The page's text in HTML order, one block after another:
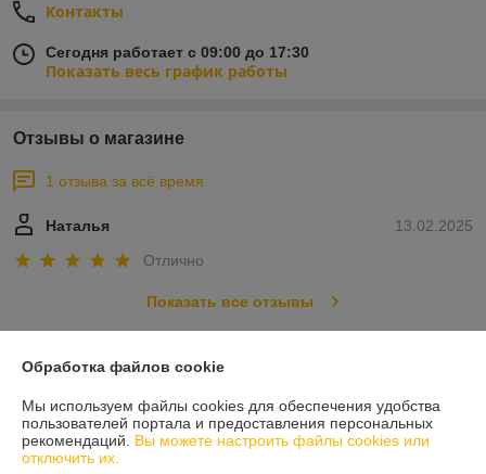
Контакты
Сегодня работает с 09:00 до 17:30
Показать весь график работы
Отзывы о магазине
1 отзыва за всё время
13.02.2025
Наталья
Отлично
Показать все отзывы
О нас
Контакты
Обработка файлов cookie
Мы используем файлы cookies для обеспечения удобства
пользователей портала и предоставления персональных
рекомендаций. Вы можете настроить файлы cookies или
отключить их.